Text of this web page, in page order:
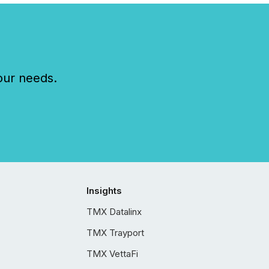
needs.
Insights
TMX Datalinx
TMX Trayport
TMX VettaFi